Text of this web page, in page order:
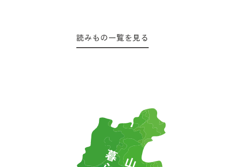
読みもの一覧を見る